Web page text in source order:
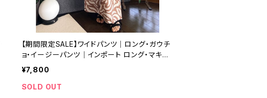
【期間限定SALE】ワイドパンツ｜ロング・ガウチ
ョ・イージーパンツ｜インポート ロング・マキシ
丈 パンツ｜ベージュ
¥7,800
SOLD OUT